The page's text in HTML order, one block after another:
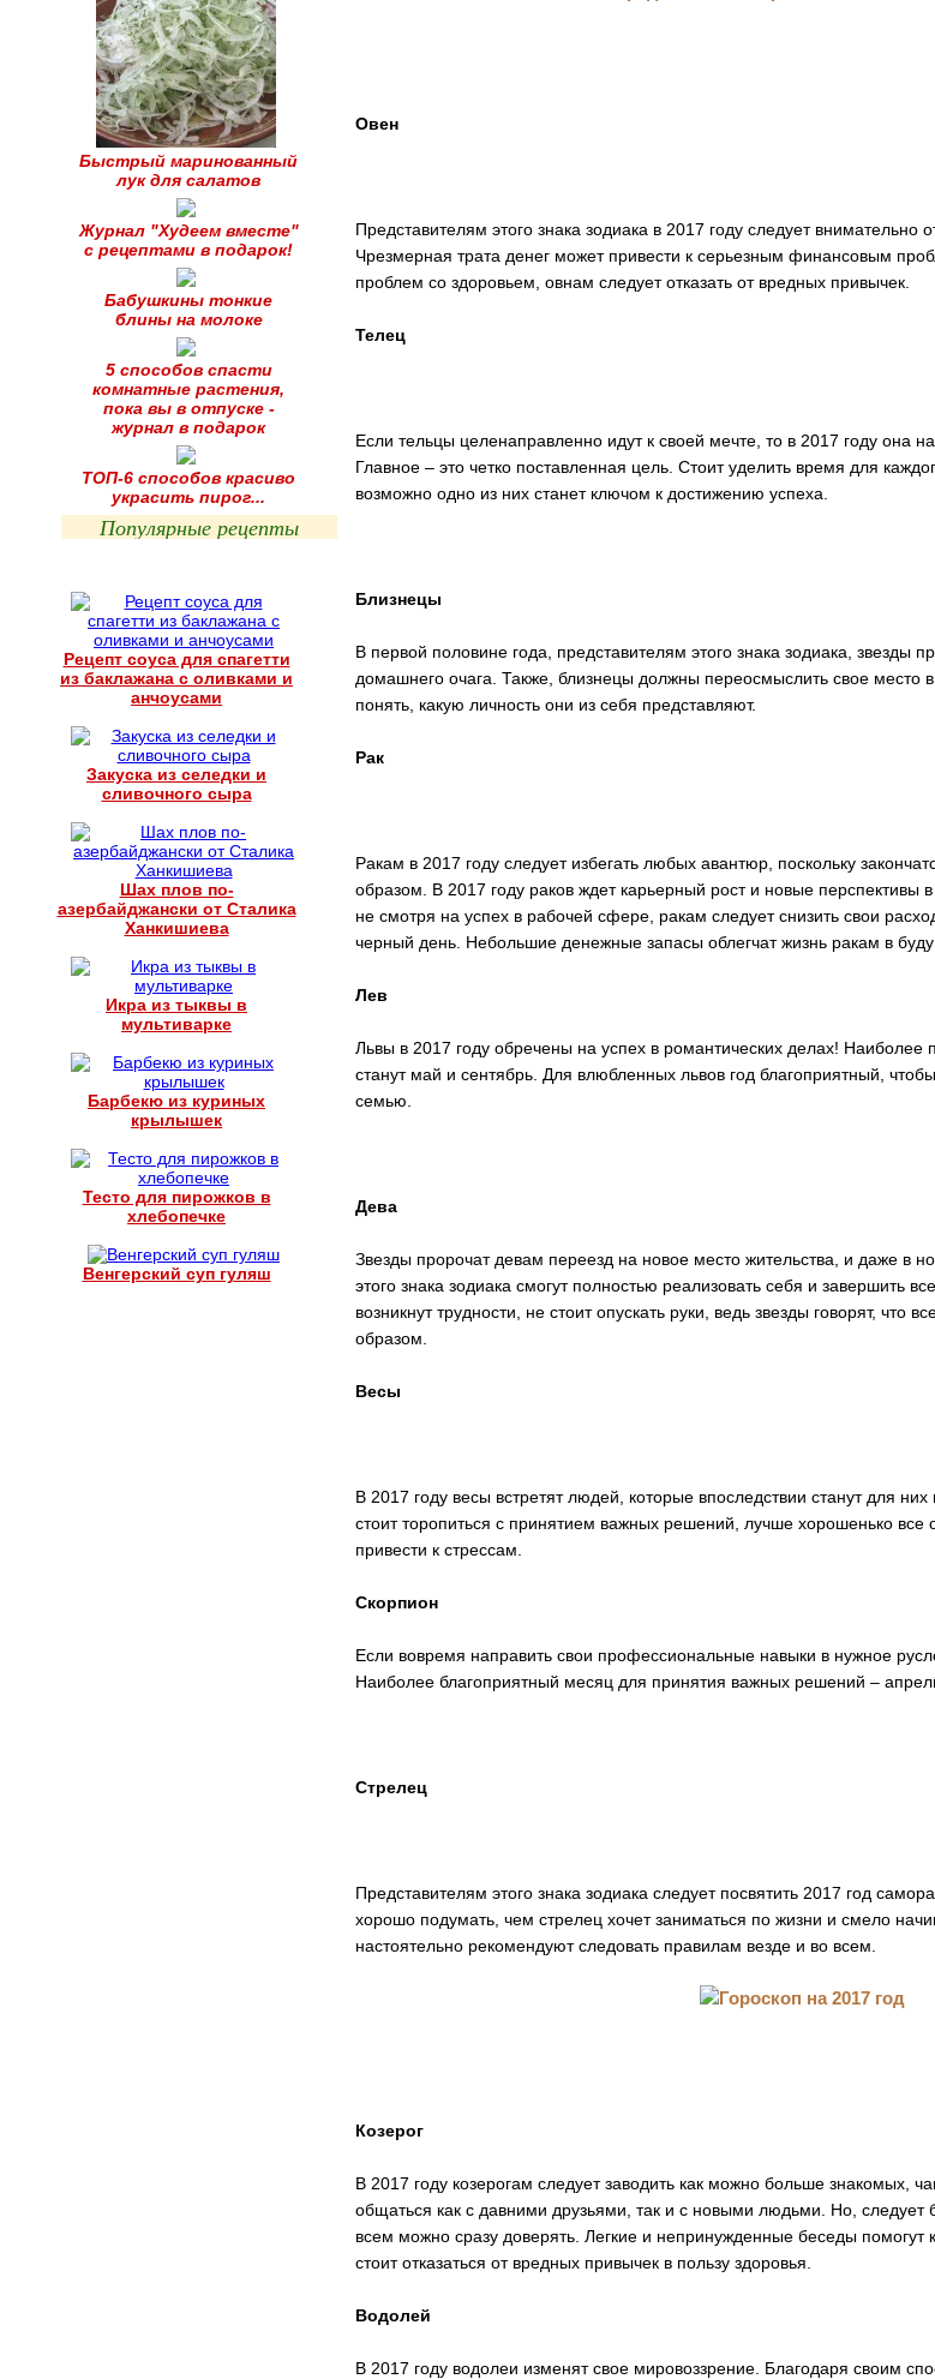
Быстрый маринованный
лук для салатов
Журнал "Худеем вместе"
с рецептами в подарок!
Бабушкины тонкие
блины на молоке
5 способов спасти
комнатные растения,
пока вы в отпуске -
журнал в подарок
ТОП-6 способов красиво
украсить пирог...
Популярные рецепты
Рецепт соуса для спагетти
из баклажана с оливками и
анчоусами
Закуска из селедки и
сливочного сыра
Шах плов по-
азербайджански от Сталика
Ханкишиева
Икра из тыквы в
мультиварке
Барбекю из куриных
крылышек
Тесто для пирожков в
хлебопечке
Венгерский суп гуляш
Овен
Представителям этого знака зодиака в 2017 году следует внимательно
Чрезмерная трата денег может привести к серьезным финансовым
проблем со здоровьем, овнам следует отказать от вредных привычек.
Телец
Если тельцы целенаправленно идут к своей мечте, то в 2017 году она
Главное – это четко поставленная цель. Стоит уделить время для
возможно одно из них станет ключом к достижению успеха.
Близнецы
В первой половине года, представителям этого знака зодиака, звезды
домашнего очага. Также, близнецы должны переосмыслить свое место
понять, какую личность они из себя представляют.
Рак
Ракам в 2017 году следует избегать любых авантюр, поскольку
образом. В 2017 году раков ждет карьерный рост и новые перспективы
не смотря на успех в рабочей сфере, ракам следует снизить свои
черный день. Небольшие денежные запасы облегчат жизнь ракам в
Лев
Львы в 2017 году обречены на успех в романтических делах!
станут май и сентябрь. Для влюбленных львов год благоприятный,
семью.
Дева
Звезды пророчат девам переезд на новое место жительства, и даже в
этого знака зодиака смогут полностью реализовать себя и завершить
возникнут трудности, не стоит опускать руки, ведь звезды говорят, что
образом.
Весы
В 2017 году весы встретят людей, которые впоследствии станут для
стоит торопиться с принятием важных решений, лучше хорошенько все
привести к стрессам.
Скорпион
Если вовремя направить свои профессиональные навыки в нужное
Наиболее благоприятный месяц для принятия важных решений –
Стрелец
Представителям этого знака зодиака следует посвятить 2017 год
хорошо подумать, чем стрелец хочет заниматься по жизни и смело
настоятельно рекомендуют следовать правилам везде и во всем.
Козерог
В 2017 году козерогам следует заводить как можно больше знакомых,
общаться как с давними друзьями, так и с новыми людьми. Но, следует
всем можно сразу доверять. Легкие и непринужденные беседы помогут
стоит отказаться от вредных привычек в пользу здоровья.
Водолей
В 2017 году водолеи изменят свое мировоззрение. Благодаря своим